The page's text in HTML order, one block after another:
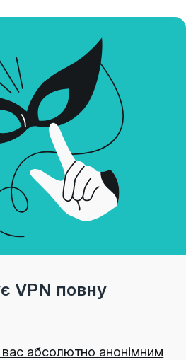
VPN повну
абсолютно анонімним